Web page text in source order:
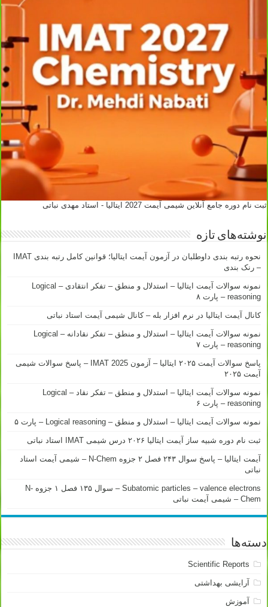
ثبت نام دوره جامع آنلاین شیمی آیمت 2027 ایتالیا - استاد مهدی نباتی
نوشته‌های تازه
نحوه رتبه بندی داوطلبان در آزمون آیمت ایتالیا؛ قوانین کامل رتبه بندی IMAT
– رنک بندی
نمونه سوالات آیمت ایتالیا – استدلال و منطق – تفکر انتقادی – Logical
reasoning – پارت ۸
کانال آیمت ایتالیا در نرم افزار بله – کانال شیمی آیمت استاد نباتی
نمونه سوالات آیمت ایتالیا – استدلال و منطق – تفکر نقادانه – Logical
reasoning – پارت ۷
پاسخ سوالات آیمت ۲۰۲۵ ایتالیا – آزمون IMAT 2025 – پاسخ سوالات شیمی
آیمت ۲۰۲۵
نمونه سوالات آیمت ایتالیا – استدلال و منطق – تفکر نقاد – Logical
reasoning – پارت ۶
نمونه سوالات آیمت ایتالیا – استدلال و منطق – Logical reasoning – پارت ۵
ثبت نام دوره شبیه ساز آیمت ایتالیا ۲۰۲۶ درس شیمی IMAT استاد نباتی
آیمت ایتالیا – پاسخ سوال ۲۴۳ فصل ۲ جزوه N-Chem – شیمی آیمت استاد
نباتی
Subatomic particles – valence electrons – سوال ۱۳۵ فصل ۱ جزوه N-
Chem – شیمی آیمت نباتی
دسته‌ها
Scientific Reports
آرایشی بهداشتی
آموزش